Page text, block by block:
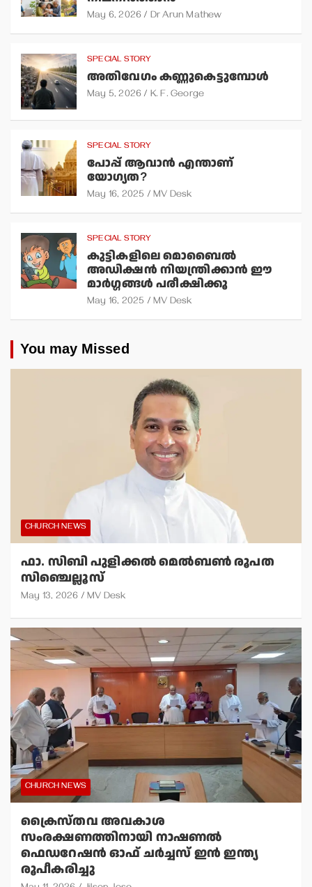
May 6, 2026 Dr Arun Mathew
SPECIAL STORY
അതിവേഗം കണ്ണുകെട്ടുമ്പോള്‍
May 5, 2026 K. F. George
SPECIAL STORY
പോപ്പ് ആവാന്‍ എന്താണ്
യോഗ്യത?
May 16, 2025 MV Desk
SPECIAL STORY
കുട്ടികളിലെ മൊബൈല്‍
അഡിക്ഷന്‍ നിയന്ത്രിക്കാന്‍ ഈ
മാര്‍ഗ്ഗങ്ങള്‍ പരീക്ഷിക്കൂ
May 16, 2025 MV Desk
You may Missed
CHURCH NEWS
ഫാ. സിബി പുളിക്കല്‍ മെല്‍ബണ്‍ രൂപത
സിഞ്ചെല്ലൂസ്
May 13, 2026 MV Desk
CHURCH NEWS
ക്രൈസ്തവ അവകാശ
സംരക്ഷണത്തിനായി നാഷണല്‍
ഫെഡറേഷന്‍ ഓഫ് ചര്‍ച്ചസ് ഇന്‍ ഇന്ത്യ
രൂപീകരിച്ചു